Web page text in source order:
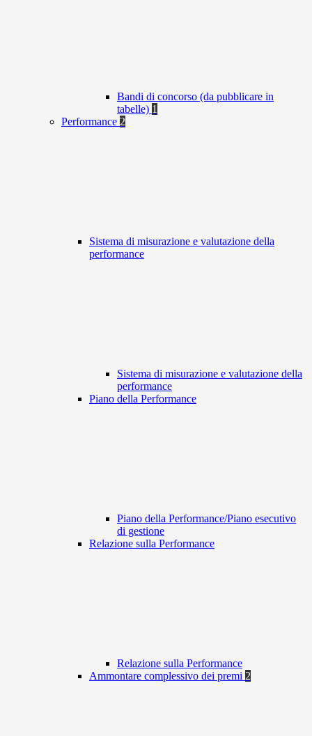
Bandi di concorso (da pubblicare in
tabelle) 1
Performance 2
Sistema di misurazione e valutazione della
performance
Sistema di misurazione e valutazione della
performance
Piano della Performance
Piano della Performance/Piano esecutivo
di gestione
Relazione sulla Performance
Relazione sulla Performance
Ammontare complessivo dei premi 2